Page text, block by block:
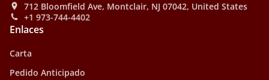
712 Bloomfield Ave, Montclair, NJ 07042, United States
+1 973-744-4402
Enlaces
Carta
Pedido Anticipado